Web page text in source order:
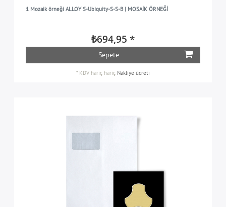
1 Mozaik örneği ALLOY S-Ubiquity-S-S-B | MOSAİK ÖRNEĞİ
₺694,95 *
Sepete
* KDV hariç hariç Nakliye ücreti